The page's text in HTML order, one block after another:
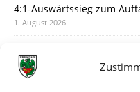
4:1-Auswärtssieg zum
1. August 2026
31. Juli 2026